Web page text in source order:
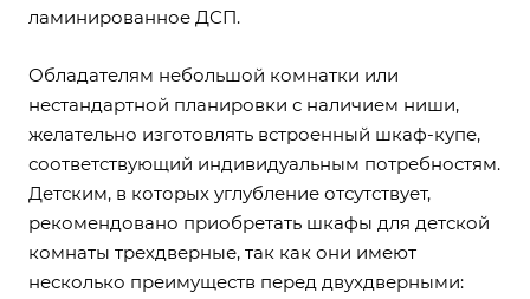
ламинированное ДСП.
Обладателям небольшой комнатки или
нестандартной планировки с наличием ниши,
желательно изготовлять встроенный шкаф-купе,
соответствующий индивидуальным потребностям.
Детским, в которых углубление отсутствует,
рекомендовано приобретать шкафы для детской
комнаты трехдверные, так как они имеют
несколько преимуществ перед двухдверными: